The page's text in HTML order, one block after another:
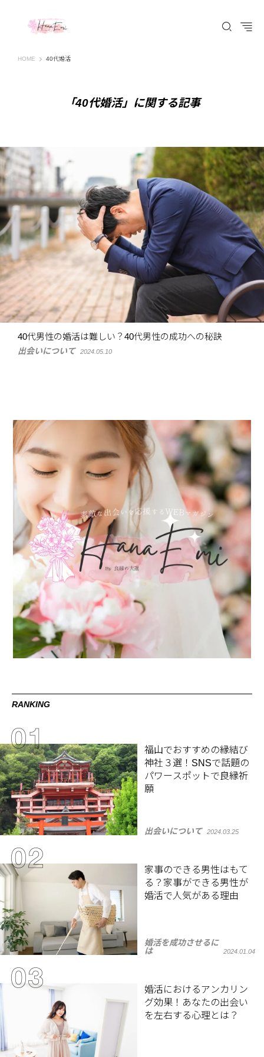
HOME はなえみ│HANAEMI│素敵な出会いを応援するWEBマガジン 広島、福山での婚活恋
40代婚活
「40代婚活」に関する記事
40代男性の婚活は難しい？40代男性の成功への秘訣
出会いについて 2024.05.10
RANKING
福山でおすすめの縁結び
神社３選！SNSで話題の
パワースポットで良縁祈
願
出会いについて 2024.03.25
家事のできる男性はもて
る？家事ができる男性が
婚活で人気がある理由
婚活を成功させるに
は
2024.01.04
婚活におけるアンカリン
グ効果！あなたの出会い
を左右する心理とは？